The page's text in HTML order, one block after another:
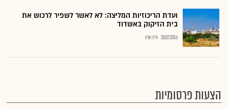
ועדת הריכוזיות המליצה: לא לאשר לשפיר לרכוש את
בית הזיקוק באשדוד
30.07.2026 עידן ארץ
הצעות פרסומיות